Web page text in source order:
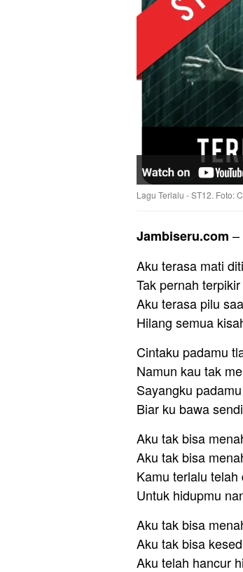
Lagu Terlalu - ST12. Foto:
Jambiseru.com –
Aku terasa mati
Tak pernah
Aku terasa pilu
Hilang semua
Cintaku padamu
Namun kau tak
Sayangku
Biar ku bawa
Aku tak bisa
Aku tak bisa
Kamu terlalu
Untuk hidupmu
Aku tak bisa
Aku tak bisa
Aku telah hancur